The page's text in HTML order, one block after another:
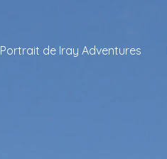
Portrait de Iray Adventures